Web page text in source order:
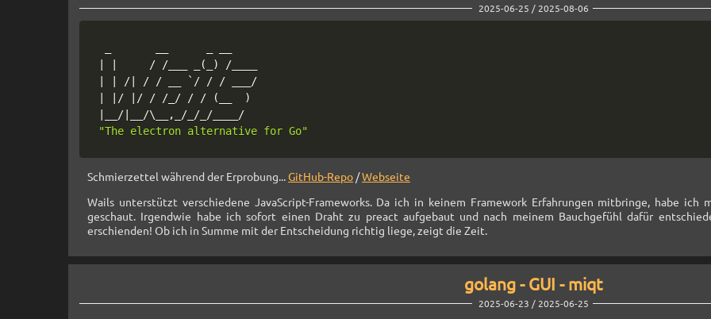
2025-06-25 / 2025-08-06
     / /___ _
( )
/|
/ / __ `/ / / ___/
/ / / /_/ / / (
)
__/| __/\
__,_/_/_/____/
"The electron alternative for Go"
Schmierzettel während der Erprobung...GitHub-Repo /Webseite
Wails unterstützt verschiedene JavaScript-Frameworks. Da ich in keinem Framework Erfahrungen mitbringe, habe
geschaut. Irgendwie habe ich sofort einen Draht zu preact aufgebaut und nach meinem Bauchgefühl dafür
erschienden! Ob ich in Summe mit der Entscheidung richtig liege, zeigt die Zeit.
golang - GUI - miqt
2025-06-23 / 2025-06-25